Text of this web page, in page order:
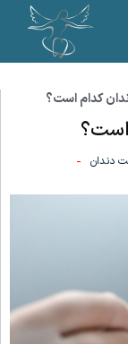
کدام است؟
است؟
دندان